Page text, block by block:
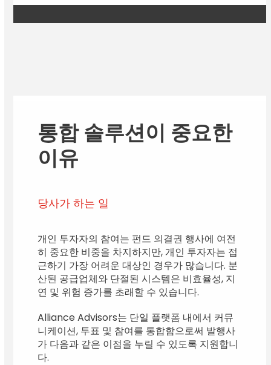
통합 솔루션이 중요한
이유
당사가 하는 일
개인 투자자의 참여는 펀드 의결권 행사에 여전
히 중요한 비중을 차지하지만, 개인 투자자는 접
근하기 가장 어려운 대상인 경우가 많습니다. 분
산된 공급업체와 단절된 시스템은 비효율성, 지
연 및 위험 증가를 초래할 수 있습니다.
Alliance Advisors는 단일 플랫폼 내에서 커뮤
니케이션, 투표 및 참여를 통합함으로써 발행사
가 다음과 같은 이점을 누릴 수 있도록 지원합니
다.